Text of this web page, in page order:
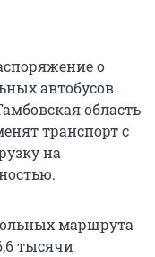
о
автобусов
область
транспорт с
на
маршрута
тысячи